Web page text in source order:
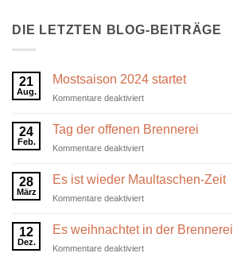
DIE LETZTEN BLOG-BEITRÄGE
21
Aug.
Mostsaison 2024 startet
Kommentare deaktiviertfür
2024
24
Feb.
Tag der offenen Brennerei
Kommentare deaktiviertfür
der
Brennerei
28
März
Es ist wieder Maultaschen-Zeit
Kommentare deaktiviertfür
ist
Maultaschen-
12
Dez.
Es weihnachtet in der Brennerei
Kommentare deaktiviertfür